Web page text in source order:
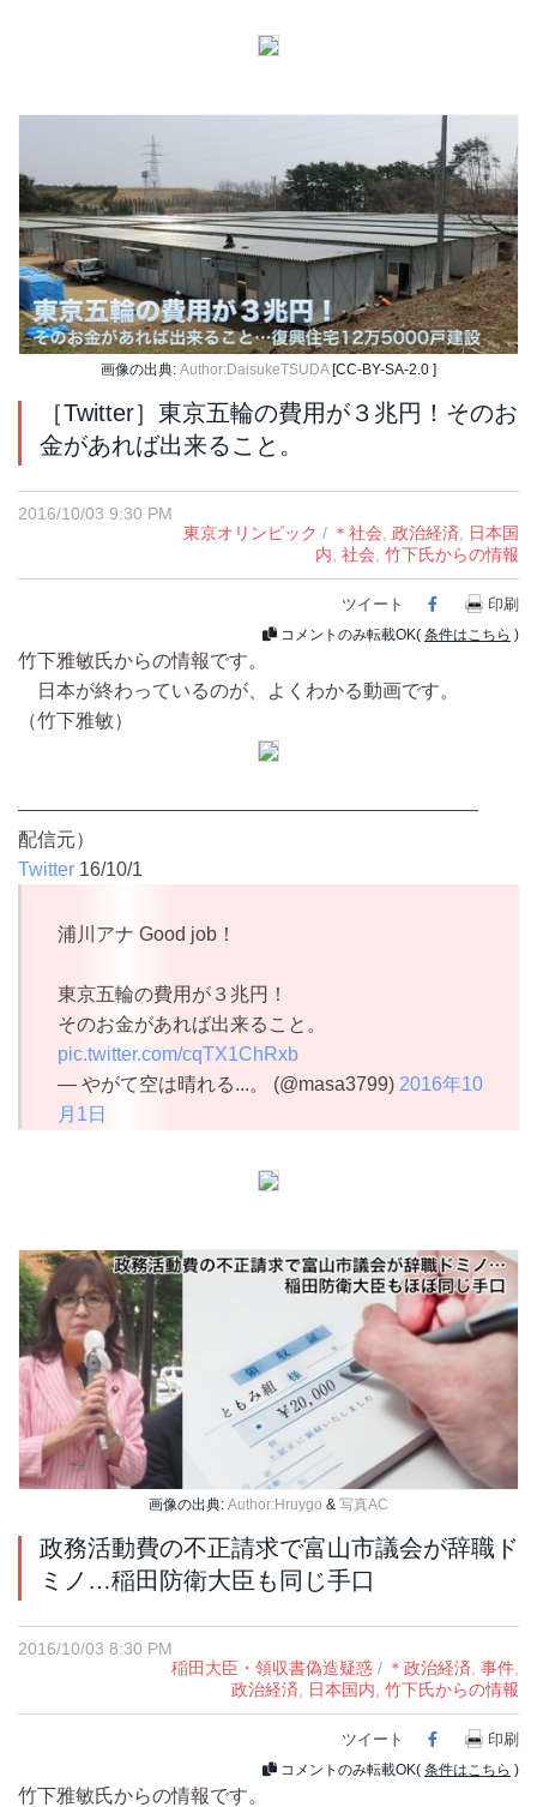
画像の出典: Author:DaisukeTSUDA[CC-BY-SA-2.0 ]
［Twitter］東京五輪の費用が３兆円！そのお
金があれば出来ること。
2016/10/03 9:30 PM
東京オリンピック / ＊社会 政治経済
日本国
内 社会 竹下氏からの情報
ツイート Facebook
印刷
コメントのみ転載OK( 条件はこちら )
竹下雅敏氏からの情報です。
日本が終わっているのが、よくわかる動画です。
（竹下雅敏）
――――――――――――――――――――――――
配信元）
Twitter 16/10/1
浦川アナ Good job！
東京五輪の費用が３兆円！
そのお金があれば出来ること。
pic.twitter.com/cqTX1ChRxb
— やがて空は晴れる...。 (@masa3799) 2016年10
月1日
画像の出典: Author:Hruygo & 写真AC
政務活動費の不正請求で富山市議会が辞職ド
ミノ…稲田防衛大臣も同じ手口
2016/10/03 8:30 PM
稲田大臣・領収書偽造疑惑 / ＊政治経済 事件
政治経済
日本国内 竹下氏からの情報
ツイート Facebook
印刷
コメントのみ転載OK( 条件はこちら )
竹下雅敏氏からの情報です。